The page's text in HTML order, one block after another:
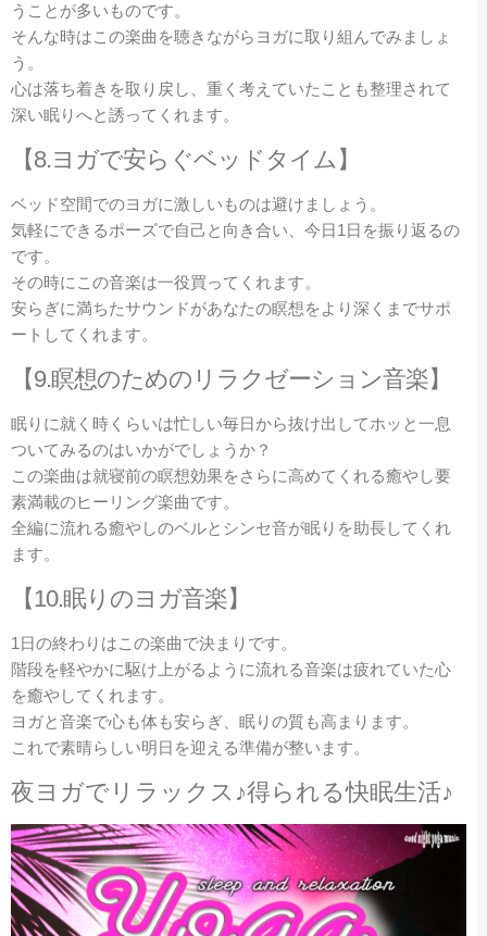
うことが多いものです。
そんな時はこの楽曲を聴きながらヨガに取り組んでみましょ
う。
心は落ち着きを取り戻し、重く考えていたことも整理されて
深い眠りへと誘ってくれます。
【8.ヨガで安らぐベッドタイム】
ベッド空間でのヨガに激しいものは避けましょう。
気軽にできるポーズで自己と向き合い、今日1日を振り返るの
です。
その時にこの音楽は一役買ってくれます。
安らぎに満ちたサウンドがあなたの瞑想をより深くまでサポ
ートしてくれます。
【9.瞑想のためのリラクゼーション音楽】
眠りに就く時くらいは忙しい毎日から抜け出してホッと一息
ついてみるのはいかがでしょうか？
この楽曲は就寝前の瞑想効果をさらに高めてくれる癒やし要
素満載のヒーリング楽曲です。
全編に流れる癒やしのベルとシンセ音が眠りを助長してくれ
ます。
【10.眠りのヨガ音楽】
1日の終わりはこの楽曲で決まりです。
階段を軽やかに駆け上がるように流れる音楽は疲れていた心
を癒やしてくれます。
ヨガと音楽で心も体も安らぎ、眠りの質も高まります。
これで素晴らしい明日を迎える準備が整います。
夜ヨガでリラックス♪得られる快眠生活♪